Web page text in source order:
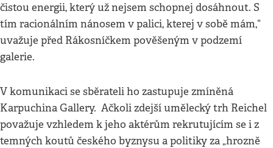
čistou energii, který už nejsem schopnej dosáhnout. S
tím racionálním nánosem v palici, kterej v sobě mám,“
uvažuje před Rákosníčkem pověšeným v podzemí
galerie.
V komunikaci se sběrateli ho zastupuje zmíněná
Karpuchina Gallery. Ačkoli zdejší umělecký trh Reichel
považuje vzhledem k jeho aktérům rekrutujícím se i z
temných koutů českého byznysu a politiky za „hrozně